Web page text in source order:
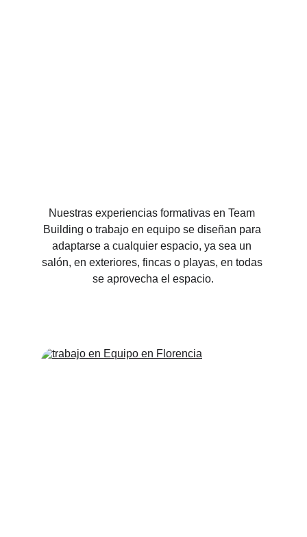
Nuestras experiencias formativas en Team
Building o trabajo en equipo se diseñan para
adaptarse a cualquier espacio, ya sea un
salón, en exteriores, fincas o playas, en todas
se aprovecha el espacio.